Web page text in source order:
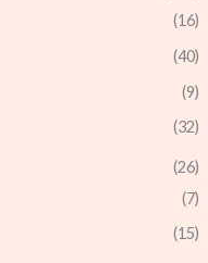
(16)
(40)
(9)
(32)
(26)
(7)
(15)